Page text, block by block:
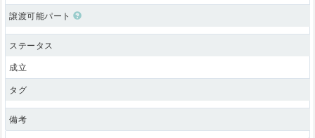
譲渡可能パート
ステータス
成立
タグ
備考